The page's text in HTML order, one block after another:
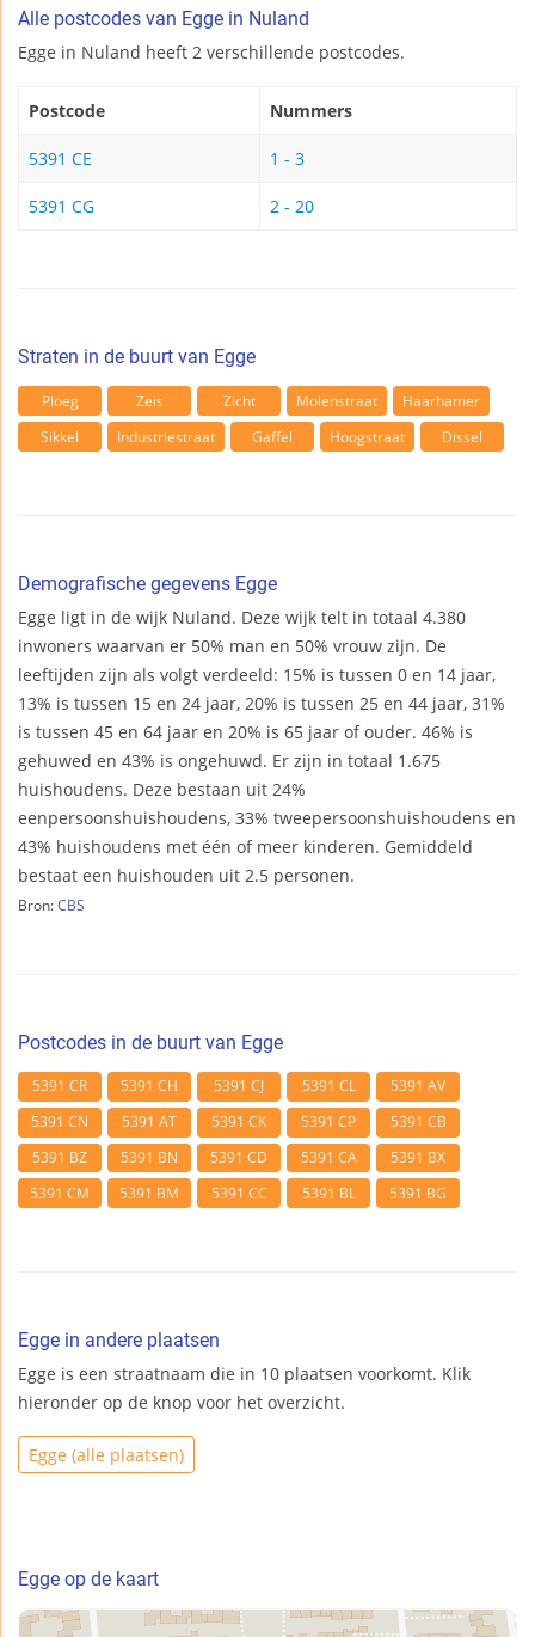
Alle postcodes van Egge in Nuland
Egge in Nuland heeft 2 verschillende postcodes.
Postcode Nummers
5391 CE 1 - 3
5391 CG 2 - 20
Straten in de buurt van Egge
Ploeg Zeis Zicht Molenstraat
Haarhamer
Sikkel
Industriestraat Gaffel Hoogstraat Dissel
Demografische gegevens Egge
Egge ligt in de wijk Nuland. Deze wijk telt in totaal 4.380
inwoners waarvan er 50% man en 50% vrouw zijn. De
leeftijden zijn als volgt verdeeld: 15% is tussen 0 en 14 jaar,
13% is tussen 15 en 24 jaar, 20% is tussen 25 en 44 jaar, 31%
is tussen 45 en 64 jaar en 20% is 65 jaar of ouder. 46% is
gehuwed en 43% is ongehuwd. Er zijn in totaal 1.675
huishoudens. Deze bestaan uit 24%
eenpersoonshuishoudens, 33% tweepersoonshuishoudens en
43% huishoudens met één of meer kinderen. Gemiddeld
bestaat een huishouden uit 2.5 personen.
Bron: CBS
Postcodes in de buurt van Egge
5391 CR 5391 CH 5391 CJ 5391 CL
5391 AV
5391 CN
5391 AT 5391 CK 5391 CP
5391 CB
5391 BZ
5391 BN 5391 CD 5391 CA
5391 BX
5391 CM
5391 BM 5391 CC 5391 BL 5391 BG
Egge in andere plaatsen
Egge is een straatnaam die in 10 plaatsen voorkomt. Klik
hieronder op de knop voor het overzicht.
Egge (alle plaatsen)
Egge op de kaart